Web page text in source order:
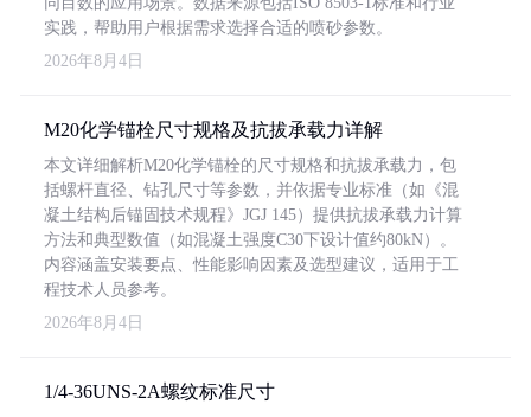
实践，帮助用户根据需求选择合适的喷砂参数。
2026年8月4日
M20化学锚栓尺寸规格及抗拔承载力详解
本文详细解析M20化学锚栓的尺寸规格和抗拔承载力，包
括螺杆直径、钻孔尺寸等参数，并依据专业标准（如《混
凝土结构后锚固技术规程》JGJ 145）提供抗拔承载力计算
方法和典型数值（如混凝土强度C30下设计值约80kN）。
内容涵盖安装要点、性能影响因素及选型建议，适用于工
程技术人员参考。
2026年8月4日
1/4-36UNS-2A螺纹标准尺寸